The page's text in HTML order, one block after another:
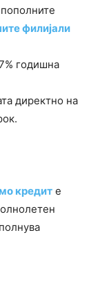
филијали
годишна
директно на
кредит е